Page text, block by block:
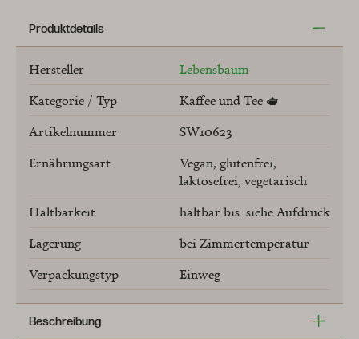
Produktdetails
Hersteller
Lebensbaum
Kategorie / Typ
Kaffee und Tee 🫖
Artikelnummer
SW10623
Ernährungsart
Vegan glutenfrei
laktosefrei vegetarisch
Haltbarkeit
haltbar bis: siehe Aufdruck
Lagerung
bei Zimmertemperatur
Verpackungstyp
Einweg
Beschreibung